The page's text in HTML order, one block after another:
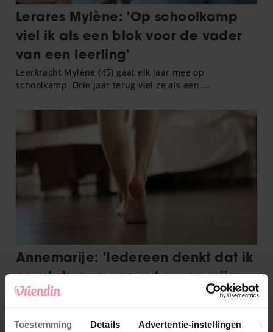
Toestemming Details Advertentie-instellingen